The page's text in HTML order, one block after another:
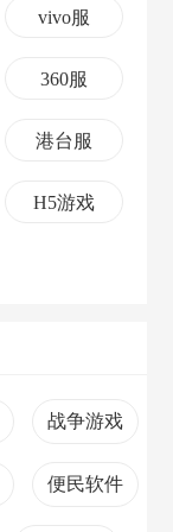
vivo服
360服
港台服
H5游戏
战争游戏
便民软件